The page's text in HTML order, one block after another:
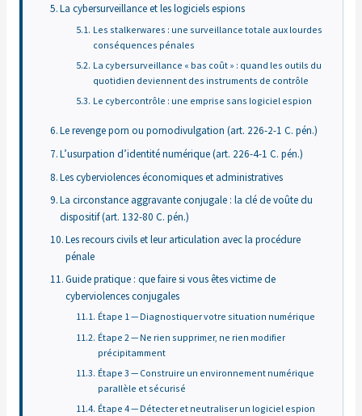
La cybersurveillance et les logiciels espions
Les stalkerwares : une surveillance totale aux lourdes
conséquences pénales
La cybersurveillance « bas coût » : quand les outils du
quotidien deviennent des instruments de contrôle
Le cybercontrôle : une emprise sans logiciel espion
Le revenge porn ou pornodivulgation (art. 226-2-1 C. pén.)
L’usurpation d’identité numérique (art. 226-4-1 C. pén.)
Les cyberviolences économiques et administratives
La circonstance aggravante conjugale : la clé de voûte du
dispositif (art. 132-80 C. pén.)
Les recours civils et leur articulation avec la procédure
pénale
Guide pratique : que faire si vous êtes victime de
cyberviolences conjugales
Étape 1 — Diagnostiquer votre situation numérique
Étape 2 — Ne rien supprimer, ne rien modifier
précipitamment
Étape 3 — Construire un environnement numérique
parallèle et sécurisé
Étape 4 — Détecter et neutraliser un logiciel espion